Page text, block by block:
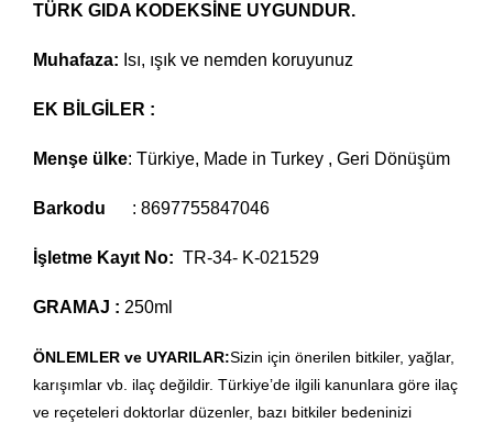
TÜRK GIDA KODEKSİNE UYGUNDUR.
Muhafaza: Isı, ışık ve nemden koruyunuz
EK BİLGİLER :
Menşe ülke: Türkiye, Made in Turkey , Geri Dönüşüm
Barkodu : 8697755847046
İşletme Kayıt No: TR-34- K-021529
GRAMAJ : 250ml
ÖNLEMLER ve UYARILAR:Sizin için önerilen bitkiler, yağlar,
karışımlar vb. ilaç değildir. Türkiye’de ilgili kanunlara göre ilaç
ve reçeteleri doktorlar düzenler, bazı bitkiler bedeninizi